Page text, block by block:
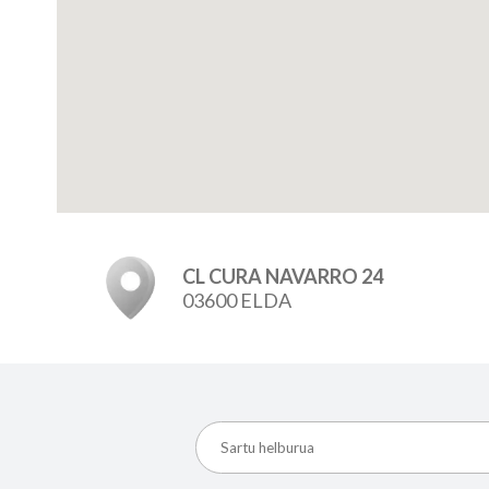
CL CURA NAVARRO 24
03600 ELDA